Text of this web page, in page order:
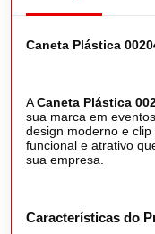
Caneta Plástica
ACaneta Plástica
sua marca em
design moderno e
funcional e atrativo
sua empresa.
Características do